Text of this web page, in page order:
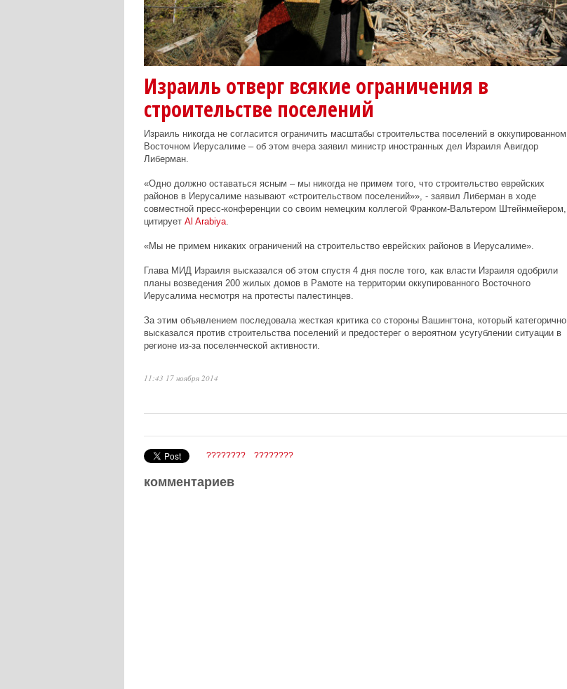
Израиль отверг всякие ограничения в
строительстве поселений
Израиль никогда не согласится ограничить масштабы строительства поселений в оккупированном
Восточном Иерусалиме – об этом вчера заявил министр иностранных дел Израиля Авигдор
Либерман.
«Одно должно оставаться ясным – мы никогда не примем того, что строительство еврейских
районов в Иерусалиме называют «строительством поселений»», - заявил Либерман в ходе
совместной пресс-конференции со своим немецким коллегой Франком-Вальтером Штейнмейером,
цитирует Al Arabiya.
«Мы не примем никаких ограничений на строительство еврейских районов в Иерусалиме».
Глава МИД Израиля высказался об этом спустя 4 дня после того, как власти Израиля одобрили
планы возведения 200 жилых домов в Рамоте на территории оккупированного Восточного
Иерусалима несмотря на протесты палестинцев.
За этим объявлением последовала жесткая критика со стороны Вашингтона, который категорично
высказался против строительства поселений и предостерег о вероятном усугублении ситуации в
регионе из-за поселенческой активности.
11:43 17 ноября 2014
???????? ????????
комментариев